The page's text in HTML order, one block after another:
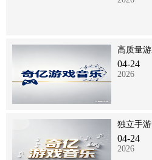
高质量
04-24
2026
独立手
04-24
2026